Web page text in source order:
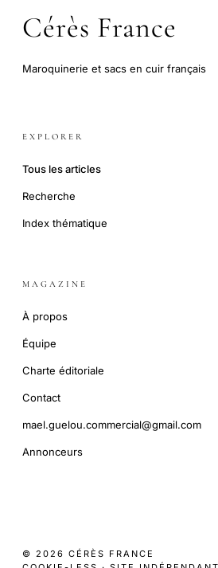
Cérès France
Maroquinerie et sacs en cuir français
EXPLORER
Tous les articles
Recherche
Index thématique
MAGAZINE
À propos
Équipe
Charte éditoriale
Contact
mael.guelou.commercial@gmail.com
Annonceurs
© 2026 CÉRÈS FRANCE